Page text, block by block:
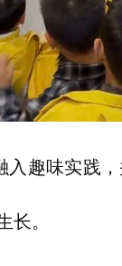
趣味实践
长。